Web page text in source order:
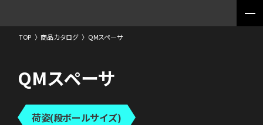
TOP 〉商品カタログ 〉 QMスペーサ
QMスペーサ
荷姿(段ボールサイズ)